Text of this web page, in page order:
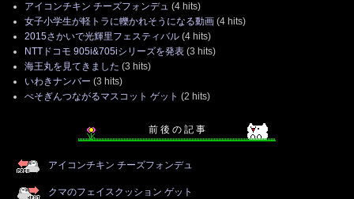
アイコンチキン チーズフォンデュ (4 hits)
女子小学生が軽トラに轢かれそうになる動画 (4 hits)
2015さかいで光輝里フェスティバル (4 hits)
NTTドコモ 905i&705iシリーズを発表 (3 hits)
海王丸を見てきました (3 hits)
いわきナンバー (3 hits)
ぺそぎんつながるマスコット ゲット (2 hits)
前 後 の 記 事
アイコンチキン チーズフォンデュ
クマのフェイスクッション ゲット